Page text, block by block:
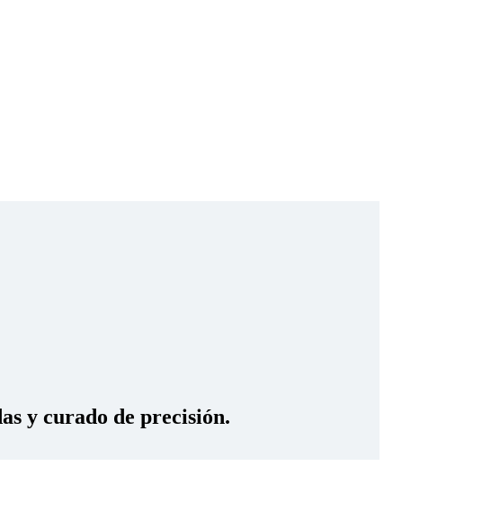
y curado de precisión.